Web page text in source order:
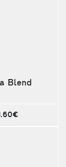
Blend